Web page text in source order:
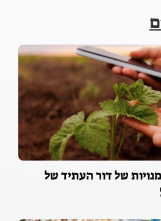
של דור העתיד של